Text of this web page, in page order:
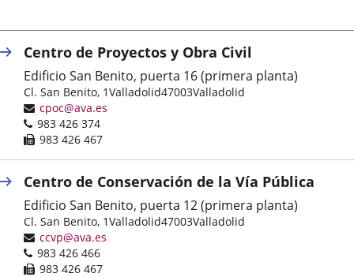
Centro de Proyectos y Obra Civil
Edificio San Benito, puerta 16 (primera planta)
Dirección
postal
Cl. San Benito, 1Valladolid47003Valladolid
Dirección
de
correo
cpoc@ava.es
Teléfonos
983 426 374
Fax
983 426 467
Centro de Conservación de la Vía Pública
Edificio San Benito, puerta 12 (primera planta)
Dirección
postal
Cl. San Benito, 1Valladolid47003Valladolid
Dirección
de
correo
ccvp@ava.es
Teléfonos
983 426 466
Fax
983 426 467